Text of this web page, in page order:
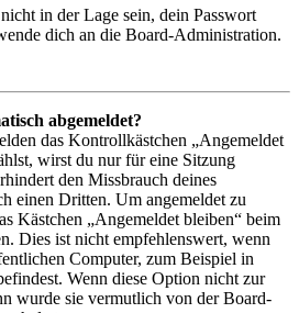
in der Lage sein, dein Passwort
dich an die Board-Administration.
abgemeldet?
das Kontrollkästchen „Angemeldet
wirst du nur für eine Sitzung
den Missbrauch deines
einen Dritten. Um angemeldet zu
Kästchen „Angemeldet bleiben“ beim
Dies ist nicht empfehlenswert, wenn
Computer, zum Beispiel in
Wenn diese Option nicht zur
wurde sie vermutlich von der Board-